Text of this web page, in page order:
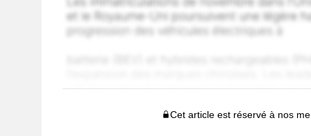
Cet article est réservé à nos